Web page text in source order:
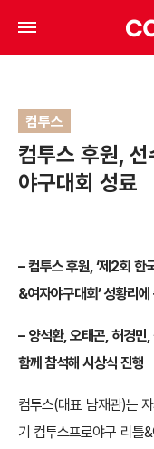
컴투스
컴투스 후원,
야구대회 성료
–컴투스 후원, ‘제2회 한
&여자야구대회’ 성황리에
– 양석환, 오태곤, 허경
함께 참석해 시상식 진행
컴투스(대표 남재관)는
기 컴투스프로야구 리틀